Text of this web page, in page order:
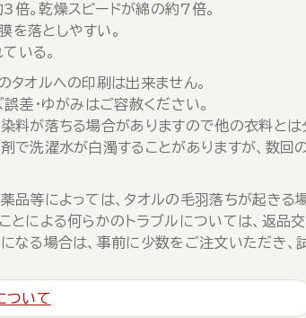
倍。乾燥スピードが綿の約7倍。
を落としやすい。
いる。
タオルへの印刷は出来ません。
差・ゆがみはご容赦ください。
料が落ちる場合がありますので他の衣料とは
洗濯水が白濁することがありますが、数回
品等によっては、タオルの毛羽落ちが起きる
とによる何らかのトラブルについては、返品
る場合は、事前に少数をご注文いただき、
ついて